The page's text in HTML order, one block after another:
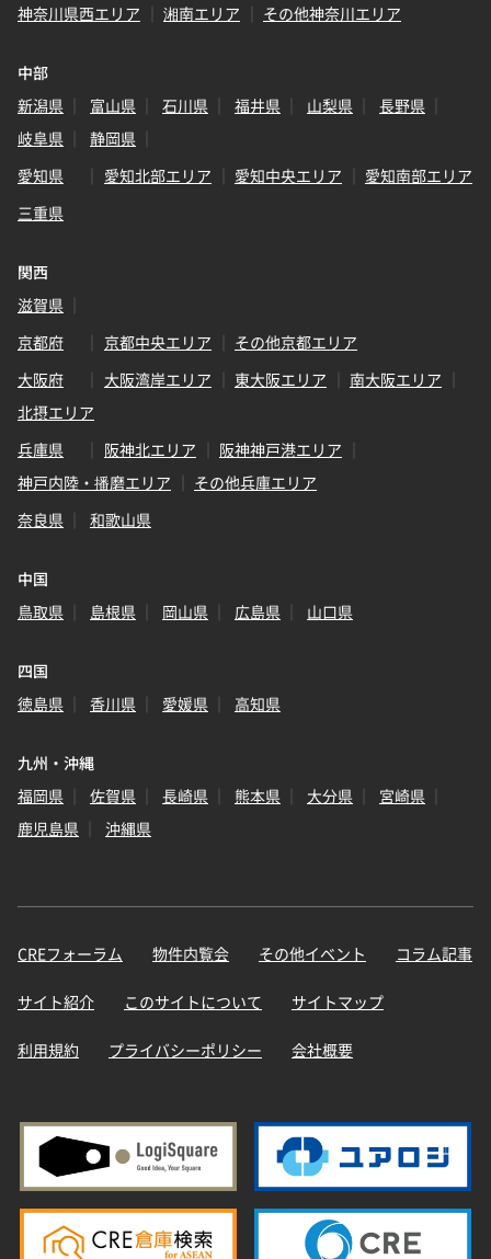
神奈川県西エリア
湘南エリア その他神奈川エリア
中部
新潟県
富山県 石川県 福井県 山梨県
長野県
岐阜県
静岡県
愛知県
愛知北部エリア 愛知中央エリア
愛知南部エリア
三重県
関西
滋賀県
京都府
京都中央エリア
その他京都エリア
大阪府
大阪湾岸エリア 東大阪エリア
南大阪エリア
北摂エリア
兵庫県
阪神北エリア
阪神神戸港エリア
神戸内陸・播磨エリア
その他兵庫エリア
奈良県
和歌山県
中国
鳥取県
島根県 岡山県 広島県 山口県
四国
徳島県
香川県 愛媛県 高知県
九州・沖縄
福岡県
佐賀県 長崎県 熊本県 大分県
宮崎県
鹿児島県
沖縄県
CREフォーラム 物件内覧会 その他イベント コラム記事
サイト紹介 このサイトについて サイトマップ
利用規約 プライバシーポリシー 会社概要